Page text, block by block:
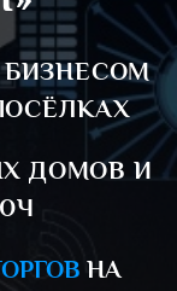
ДОМОВ И
НА